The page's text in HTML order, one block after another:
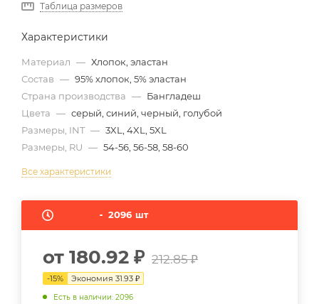
Таблица размеров
Характеристики
Материал — Хлопок, эластан
Состав — 95% хлопок, 5% эластан
Страна производства — Бангладеш
Цвета — серый, синий, черный, голубой
Размеры, INT — 3XL, 4XL, 5XL
Размеры, RU — 54-56, 56-58, 58-60
Все характеристики
2096 шт
от 180.92 ₽ 212.85 ₽
-15% Экономия 31.93 ₽
Есть в наличии: 2096